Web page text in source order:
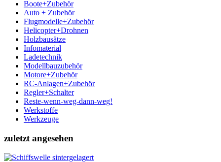
Boote+Zubehör
Auto + Zubehör
Flugmodelle+Zubehör
Helicopter+Drohnen
Holzbausätze
Infomaterial
Ladetechnik
Modellbauzubehör
Motore+Zubehör
RC-Anlagen+Zubehör
Regler+Schalter
Reste-wenn-weg-dann-weg!
Werkstoffe
Werkzeuge
zuletzt angesehen